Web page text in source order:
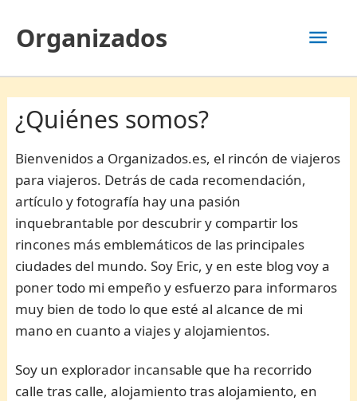
contenido
Organizados
¿Quiénes somos?
Bienvenidos a Organizados.es, el rincón de viajeros
para viajeros. Detrás de cada recomendación,
artículo y fotografía hay una pasión
inquebrantable por descubrir y compartir los
rincones más emblemáticos de las principales
ciudades del mundo. Soy Eric, y en este blog voy a
poner todo mi empeño y esfuerzo para informaros
muy bien de todo lo que esté al alcance de mi
mano en cuanto a viajes y alojamientos.
Soy un explorador incansable que ha recorrido
calle tras calle, alojamiento tras alojamiento, en